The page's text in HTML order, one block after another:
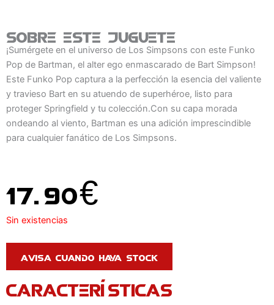
Sobre este juguete
¡Sumérgete en el universo de Los Simpsons con este Funko
Pop de Bartman, el alter ego enmascarado de Bart Simpson!
Este Funko Pop captura a la perfección la esencia del valiente
y travieso Bart en su atuendo de superhéroe, listo para
proteger Springfield y tu colección.Con su capa morada
ondeando al viento, Bartman es una adición imprescindible
para cualquier fanático de Los Simpsons.
17.90€
Sin existencias
CARACTERÍSTICAS